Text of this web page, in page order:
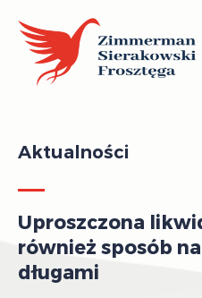
Aktualności
Uproszczona
również sposób
długami